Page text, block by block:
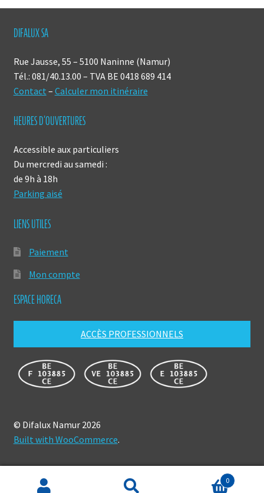
DIFALUX SA
Rue Jausse, 55 – 5100 Naninne (Namur)
Tél.: 081/40.13.00 – TVA BE 0418 689 414
Contact – Calculer mon itinéraire
HEURES D’OUVERTURES
Accessible aux particuliers
Du mercredi au samedi :
de 9h à 18h
Parking aisé
LIENS UTILES
Paiement
Mon compte
ESPACE HORECA
ACCÈS PROFESSIONNELS
© Difalux Namur 2026
Built with WooCommerce.
0